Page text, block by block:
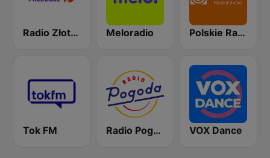
Radio Złote Przeboje Meloradio Polskie Radio Program I (PR1) Jedynka
Tok FM Radio Pogoda VOX Dance